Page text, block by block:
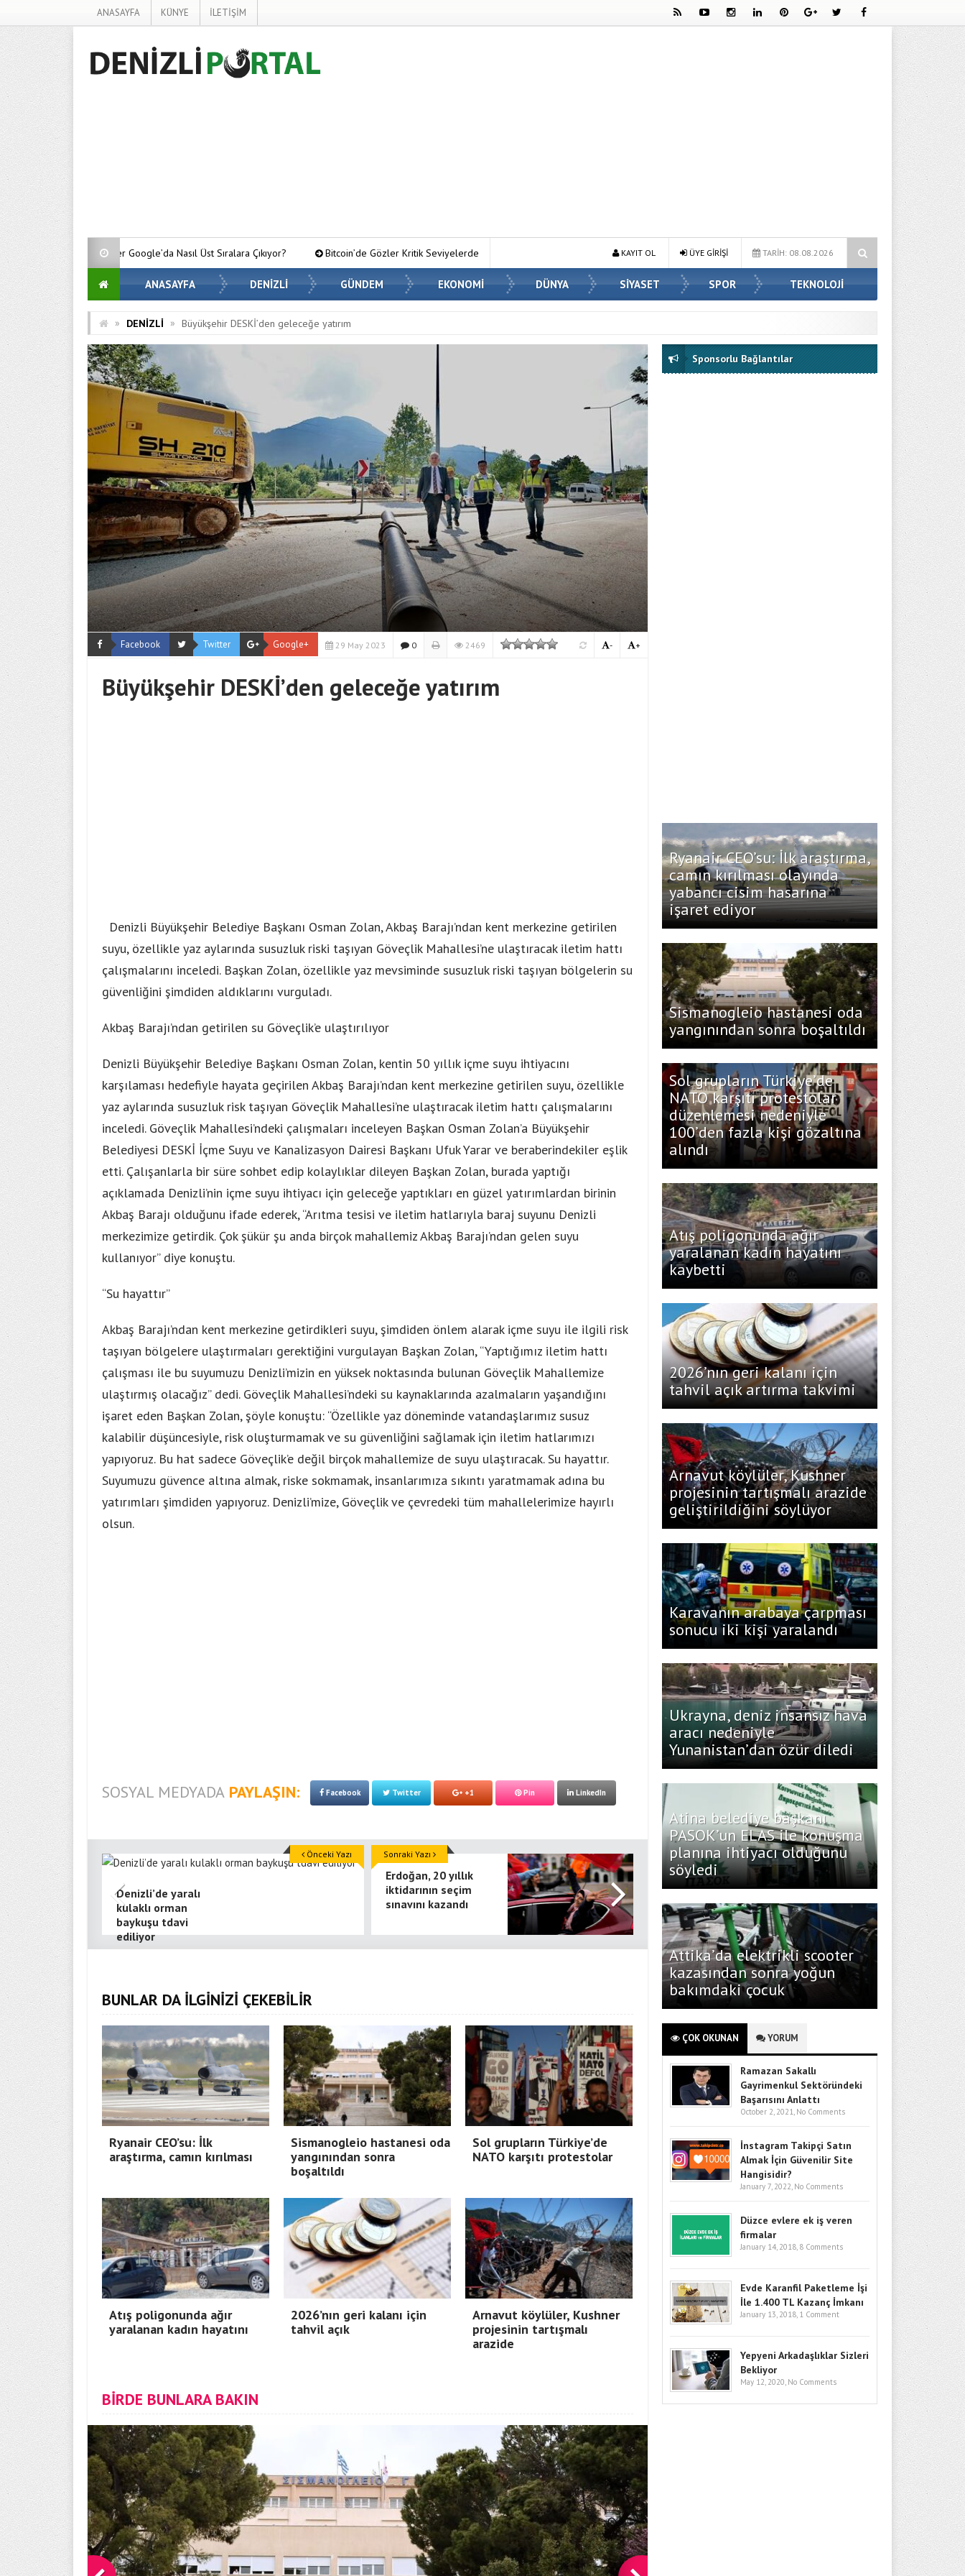
ANASAYFA KÜNYE İLETİŞİM
Yerel İşletmeler Google’da Nasıl Üst Sıralara Çıkıyor? Bitcoin’de Gözler Kritik Seviyelerde: ETF Girişleri ve Makro Riskler Fiyatı Nasıl Etkiliyor? Ahmet Hanifoğlu Kimdir? Hayatı, Kitapları ve
TARİH: 08.08.2026
ÜYE GİRİŞİ
KAYIT OL
ANASAYFA DENİZLİ GÜNDEM EKONOMİ DÜNYA SİYASET SPOR TEKNOLOJİ
» DENİZLİ » Büyükşehir DESKİ’den geleceğe yatırım
Facebook Twitter Google+ 29 May 2023 0 2469 +
-
Büyükşehir DESKİ’den geleceğe yatırım
Denizli Büyükşehir Belediye Başkanı Osman Zolan, Akbaş Barajı’ndan kent merkezine getirilen
suyu, özellikle yaz aylarında susuzluk riski taşıyan Göveçlik Mahallesi’ne ulaştıracak iletim hattı
çalışmalarını inceledi. Başkan Zolan, özellikle yaz mevsiminde susuzluk riski taşıyan bölgelerin su
güvenliğini şimdiden aldıklarını vurguladı.
Akbaş Barajı’ndan getirilen su Göveçlik’e ulaştırılıyor
Denizli Büyükşehir Belediye Başkanı Osman Zolan, kentin 50 yıllık içme suyu ihtiyacını
karşılaması hedefiyle hayata geçirilen Akbaş Barajı’ndan kent merkezine getirilen suyu, özellikle
yaz aylarında susuzluk risk taşıyan Göveçlik Mahallesi’ne ulaştıracak iletim hattı çalışmalarını
inceledi. Göveçlik Mahallesi’ndeki çalışmaları inceleyen Başkan Osman Zolan’a Büyükşehir
Belediyesi DESKİ İçme Suyu ve Kanalizasyon Dairesi Başkanı Ufuk Yarar ve beraberindekiler eşlik
etti. Çalışanlarla bir süre sohbet edip kolaylıklar dileyen Başkan Zolan, burada yaptığı
açıklamada Denizli’nin içme suyu ihtiyacı için geleceğe yaptıkları en güzel yatırımlardan birinin
Akbaş Barajı olduğunu ifade ederek, “Arıtma tesisi ve iletim hatlarıyla baraj suyunu Denizli
merkezimize getirdik. Çok şükür şu anda birçok mahallemiz Akbaş Barajı’ndan gelen suyu
kullanıyor” diye konuştu.
“Su hayattır”
Akbaş Barajı’ndan kent merkezine getirdikleri suyu, şimdiden önlem alarak içme suyu ile ilgili risk
taşıyan bölgelere ulaştırmaları gerektiğini vurgulayan Başkan Zolan, “Yaptığımız iletim hattı
çalışması ile bu suyumuzu Denizli’mizin en yüksek noktasında bulunan Göveçlik Mahallemize
ulaştırmış olacağız” dedi. Göveçlik Mahallesi’ndeki su kaynaklarında azalmaların yaşandığını
işaret eden Başkan Zolan, şöyle konuştu: “Özellikle yaz döneminde vatandaşlarımız susuz
kalabilir düşüncesiyle, risk oluşturmamak ve su güvenliğini sağlamak için iletim hatlarımızı
yapıyoruz. Bu hat sadece Göveçlik’e değil birçok mahallemize de suyu ulaştıracak. Su hayattır.
Suyumuzu güvence altına almak, riske sokmamak, insanlarımıza sıkıntı yaratmamak adına bu
yatırımları şimdiden yapıyoruz. Denizli’mize, Göveçlik ve çevredeki tüm mahallelerimize hayırlı
olsun.
SOSYAL MEDYADA PAYLAŞIN: Facebook Twitter +1 Pin LinkedIn
Denizli’de yaralı
kulaklı orman
baykuşu tdavi
ediliyor
Önceki Yazı
Erdoğan, 20 yıllık
iktidarının seçim
sınavını kazandı
Sonraki Yazı
BUNLAR DA İLGİNİZİ ÇEKEBİLİR
Ryanair CEO’su: İlk
araştırma, camın kırılması
Sismanogleio hastanesi oda
yangınından sonra
boşaltıldı
Sol grupların Türkiye’de
NATO karşıtı protestolar
Atış poligonunda ağır
yaralanan kadın hayatını
2026’nın geri kalanı için
tahvil açık
Arnavut köylüler, Kushner
projesinin tartışmalı
arazide
BİRDE BUNLARA BAKIN
Sponsorlu Bağlantılar
Ryanair CEO’su: İlk araştırma,
camın kırılması olayında
yabancı cisim hasarına
işaret ediyor
Sismanogleio hastanesi oda
yangınından sonra boşaltıldı
Sol grupların Türkiye’de
NATO karşıtı protestolar
düzenlemesi nedeniyle
100’den fazla kişi gözaltına
alındı
Atış poligonunda ağır
yaralanan kadın hayatını
kaybetti
2026’nın geri kalanı için
tahvil açık artırma takvimi
Arnavut köylüler, Kushner
projesinin tartışmalı arazide
geliştirildiğini söylüyor
Karavanın arabaya çarpması
sonucu iki kişi yaralandı
Ukrayna, deniz insansız hava
aracı nedeniyle
Yunanistan’dan özür diledi
Atina belediye başkanı
PASOK’un ELAS ile konuşma
planına ihtiyacı olduğunu
söyledi
Attika’da elektrikli scooter
kazasından sonra yoğun
bakımdaki çocuk
ÇOK OKUNAN YORUM
Ramazan Sakallı
Gayrimenkul Sektöründeki
Başarısını Anlattı
October 2, 2021, No Comments
İnstagram Takipçi Satın
Almak İçin Güvenilir Site
Hangisidir?
January 7, 2022, No Comments
Düzce evlere ek iş veren
firmalar
January 14, 2018, 8 Comments
Evde Karanfil Paketleme İşi
İle 1.400 TL Kazanç İmkanı
January 13, 2018, 1 Comment
Yepyeni Arkadaşlıklar Sizleri
Bekliyor
May 12, 2020, No Comments